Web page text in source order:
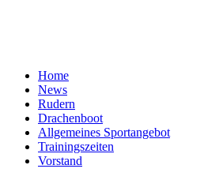
Home
News
Rudern
Drachenboot
Allgemeines Sportangebot
Trainingszeiten
Vorstand